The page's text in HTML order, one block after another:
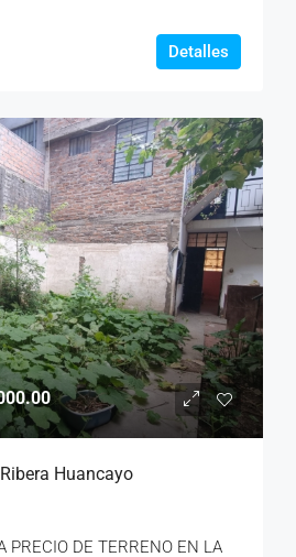
Detalles
Huancayo
PRECIO DE TERRENO EN LA